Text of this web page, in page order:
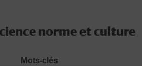
norme et culture
Mots-clés